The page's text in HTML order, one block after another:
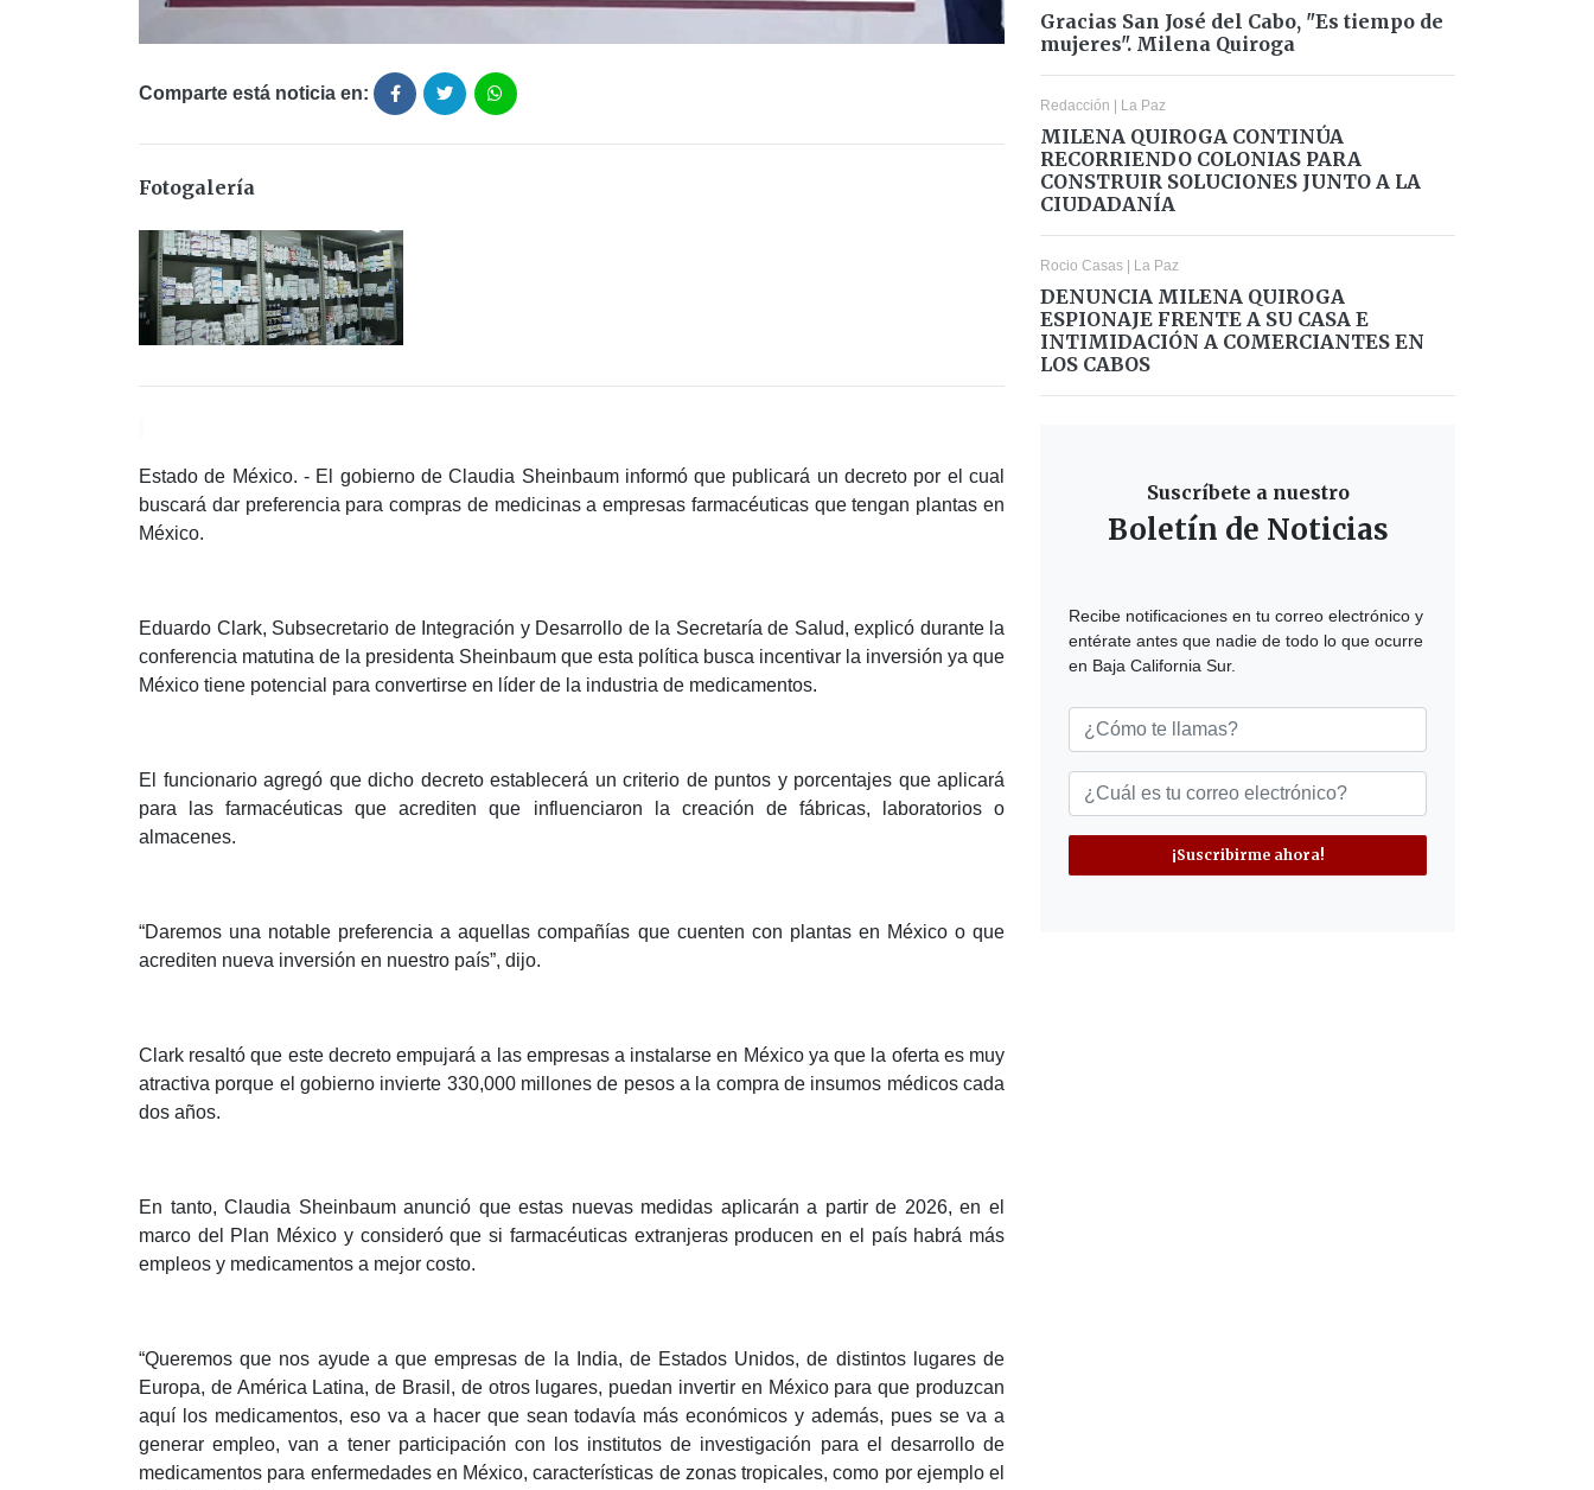
Comparte está noticia en:
Fotogalería
Estado de México. - El gobierno de Claudia Sheinbaum informó que publicará un decreto por el cual
buscará dar preferencia para compras de medicinas a empresas farmacéuticas que tengan plantas en
México.
Eduardo Clark, Subsecretario de Integración y Desarrollo de la Secretaría de Salud, explicó durante la
conferencia matutina de la presidenta Sheinbaum que esta política busca incentivar la inversión ya que
México tiene potencial para convertirse en líder de la industria de medicamentos.
El funcionario agregó que dicho decreto establecerá un criterio de puntos y porcentajes que aplicará
para las farmacéuticas que acrediten que influenciaron la creación de fábricas, laboratorios o
almacenes.
“Daremos una notable preferencia a aquellas compañías que cuenten con plantas en México o que
acrediten nueva inversión en nuestro país”, dijo.
Clark resaltó que este decreto empujará a las empresas a instalarse en México ya que la oferta es muy
atractiva porque el gobierno invierte 330,000 millones de pesos a la compra de insumos médicos cada
dos años.
En tanto, Claudia Sheinbaum anunció que estas nuevas medidas aplicarán a partir de 2026, en el
marco del Plan México y consideró que si farmacéuticas extranjeras producen en el país habrá más
empleos y medicamentos a mejor costo.
“Queremos que nos ayude a que empresas de la India, de Estados Unidos, de distintos lugares de
Europa, de América Latina, de Brasil, de otros lugares, puedan invertir en México para que produzcan
aquí los medicamentos, eso va a hacer que sean todavía más económicos y además, pues se va a
generar empleo, van a tener participación con los institutos de investigación para el desarrollo de
medicamentos para enfermedades en México, características de zonas tropicales, como por ejemplo el
Gracias San José del Cabo, "Es tiempo de
mujeres". Milena Quiroga
Redacción | La Paz
MILENA QUIROGA CONTINÚA
RECORRIENDO COLONIAS PARA
CONSTRUIR SOLUCIONES JUNTO A LA
CIUDADANÍA
Rocio Casas | La Paz
DENUNCIA MILENA QUIROGA
ESPIONAJE FRENTE A SU CASA E
INTIMIDACIÓN A COMERCIANTES EN
LOS CABOS
Suscríbete a nuestro
Boletín de Noticias
Recibe notificaciones en tu correo electrónico y
entérate antes que nadie de todo lo que ocurre
en Baja California Sur.
¡Suscribirme ahora!